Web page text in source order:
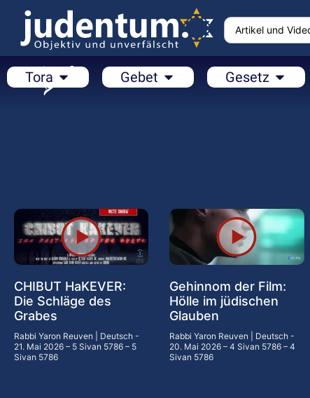
Tora Gebet Gesetz
CHIBUT HaKEVER:
Die Schläge des
Grabes
Rabbi Yaron Reuven | Deutsch
21. Mai 2026 – 5 Sivan 5786 – 5
Sivan 5786
Gehinnom der Film:
Hölle im jüdischen
Glauben
Rabbi Yaron Reuven | Deutsch
20. Mai 2026 – 4 Sivan 5786 – 4
Sivan 5786